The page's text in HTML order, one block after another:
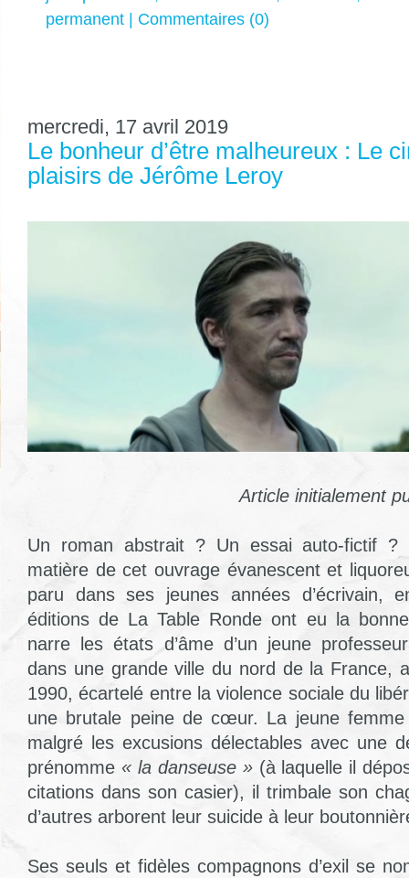
permanent | Commentaires (0)
mercredi, 17 avril 2019
Le bonheur d’être malheureux : Le
plaisirs de Jérôme Leroy
Article initialement
Un roman abstrait ? Un essai auto-fictif ?
matière de cet ouvrage évanescent et
paru dans ses jeunes années d’écrivain,
éditions de La Table Ronde ont eu la
narre les états d’âme d’un jeune
dans une grande ville du nord de la France,
1990, écartelé entre la violence sociale du
une brutale peine de cœur. La jeune femme
malgré les excusions délectables avec une
prénomme « la danseuse »(à laquelle il
citations dans son casier), il trimbale son
d’autres arborent leur suicide à leur
Ses seuls et fidèles compagnons d’exil se